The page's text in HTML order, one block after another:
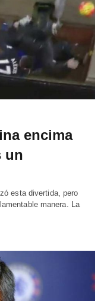
encima
un
esta divertida, pero
manera. La